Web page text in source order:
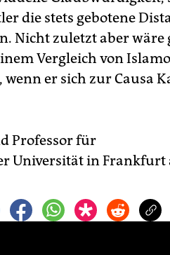
die stets gebotene
Nicht zuletzt aber wäre
Vergleich von
er sich zur Causa
Professor für
Universität in